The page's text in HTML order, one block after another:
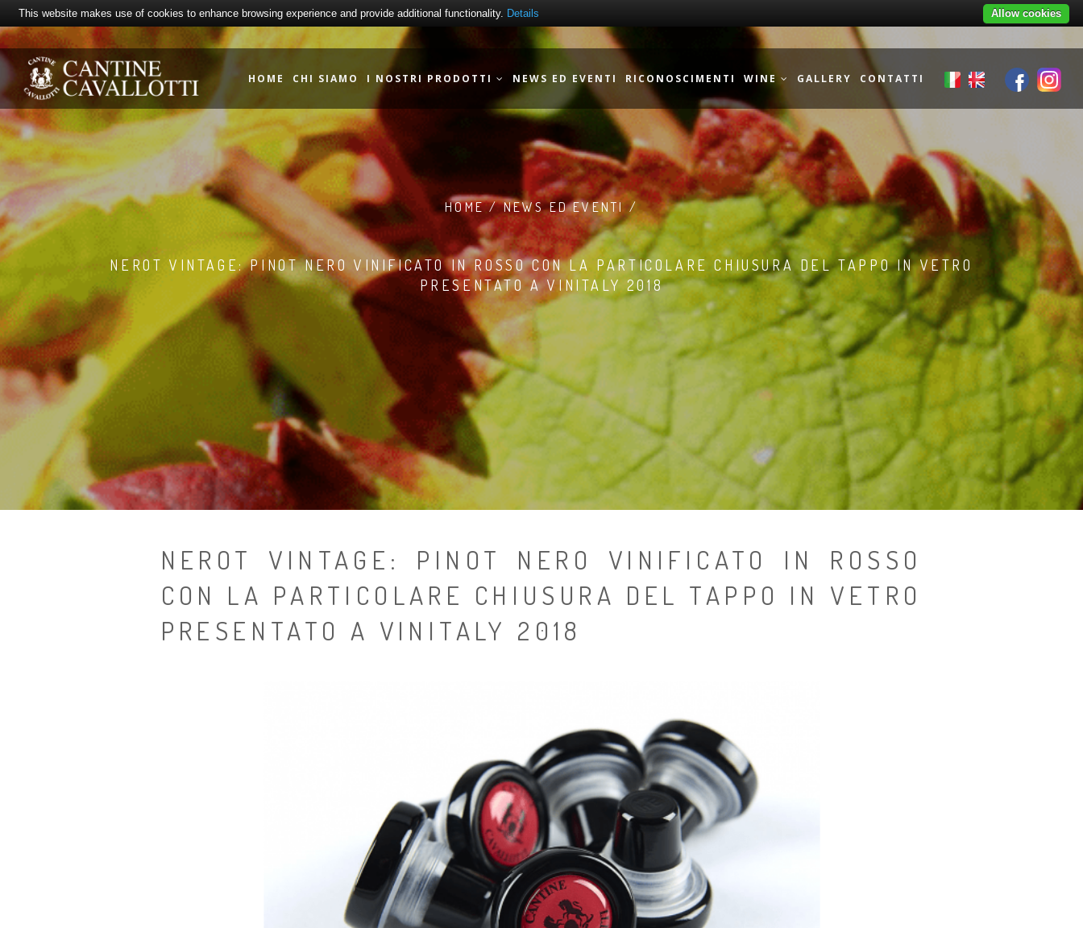
HOME CHI SIAMO I NOSTRI PRODOTTI NEWS ED EVENTI RICONOSCIMENTI WINE GALLERY CONTATTI
HOME / NEWS ED EVENTI /
NEROT VINTAGE: PINOT NERO VINIFICATO IN ROSSO CON LA PARTICOLARE CHIUSURA DEL TAPPO IN VETRO
PRESENTATO A VINITALY 2018
NEROT VINTAGE: PINOT NERO VINIFICATO IN ROSSO
CON LA PARTICOLARE CHIUSURA DEL TAPPO IN VETRO
PRESENTATO A VINITALY 2018
This website makes use of cookies to enhance browsing experience and provide additional functionality. Details Allow cookies